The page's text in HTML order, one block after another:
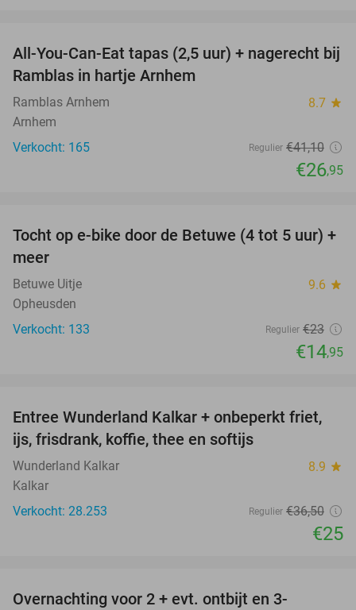
34%
All-You-Can-Eat tapas (2,5 uur) + nagerecht bij
Ramblas in hartje Arnhem
Ramblas Arnhem 8.7 star
Arnhem
Verkocht: 165
Regulier €41,10
€26,95
35%
Tocht op e-bike door de Betuwe (4 tot 5 uur) +
meer
Betuwe Uitje 9.6 star
Opheusden
Verkocht: 133
Regulier €23
€14,95
32%
Entree Wunderland Kalkar + onbeperkt friet,
ijs, frisdrank, koffie, thee en softijs
Wunderland Kalkar 8.9 star
Kalkar
Verkocht: 28.253
Regulier €36,50
€25
Overnachting voor 2 + evt. ontbijt en 3-